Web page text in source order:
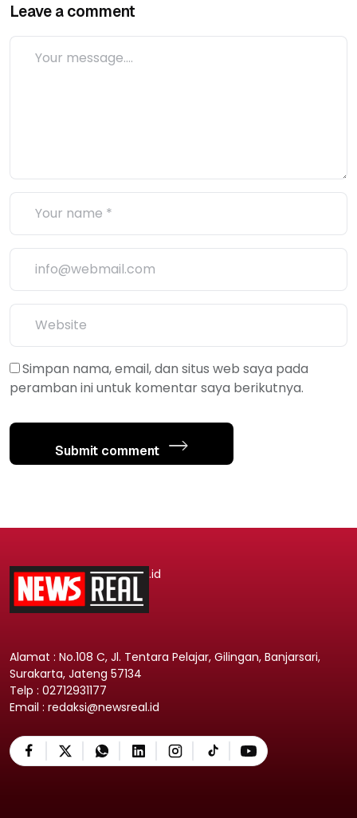
Leave a comment
Simpan nama, email, dan situs web saya pada
peramban ini untuk komentar saya berikutnya.
Submit comment
.id
Alamat : No.108 C, Jl. Tentara Pelajar, Gilingan, Banjarsari,
Surakarta, Jateng 57134
Telp : 02712931177
Email : redaksi@newsreal.id